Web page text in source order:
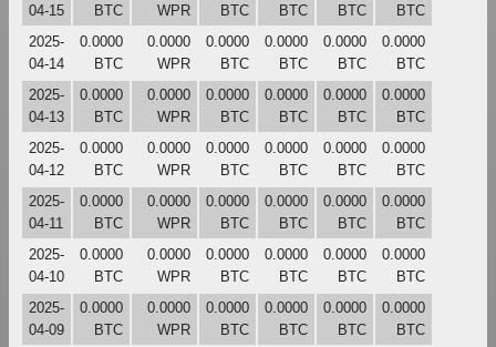
04-15
BTC
WPR
BTC
BTC
BTC
BTC
2025-
04-14
0.0000
BTC
0.0000
WPR
0.0000
BTC
0.0000
BTC
0.0000
BTC
0.0000
BTC
2025-
04-13
0.0000
BTC
0.0000
WPR
0.0000
BTC
0.0000
BTC
0.0000
BTC
0.0000
BTC
2025-
04-12
0.0000
BTC
0.0000
WPR
0.0000
BTC
0.0000
BTC
0.0000
BTC
0.0000
BTC
2025-
04-11
0.0000
BTC
0.0000
WPR
0.0000
BTC
0.0000
BTC
0.0000
BTC
0.0000
BTC
2025-
04-10
0.0000
BTC
0.0000
WPR
0.0000
BTC
0.0000
BTC
0.0000
BTC
0.0000
BTC
2025-
04-09
0.0000
BTC
0.0000
WPR
0.0000
BTC
0.0000
BTC
0.0000
BTC
0.0000
BTC